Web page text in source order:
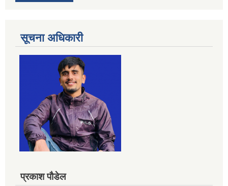
सूचना अधिकारी
प्रकाश पौडेल